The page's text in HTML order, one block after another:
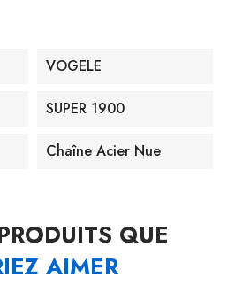
VOGELE
SUPER 1900
Chaîne Acier Nue
QUE
AIMER